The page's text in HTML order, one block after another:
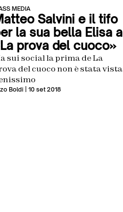
MEDIA
Salvini e il tifo
la sua bella Elisa a
prova del cuoco»
sui social la prima de La
del cuoco non è stata vista
Boldi| 10 set 2018